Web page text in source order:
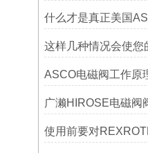
什么才是真正美国